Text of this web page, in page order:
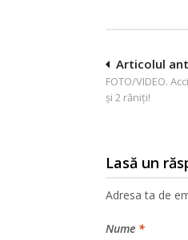
Navigare
în
Articolul
FOTO/VIDEO.
şi 2 răniţi!
Lasă un
Adresa ta de
Nume *